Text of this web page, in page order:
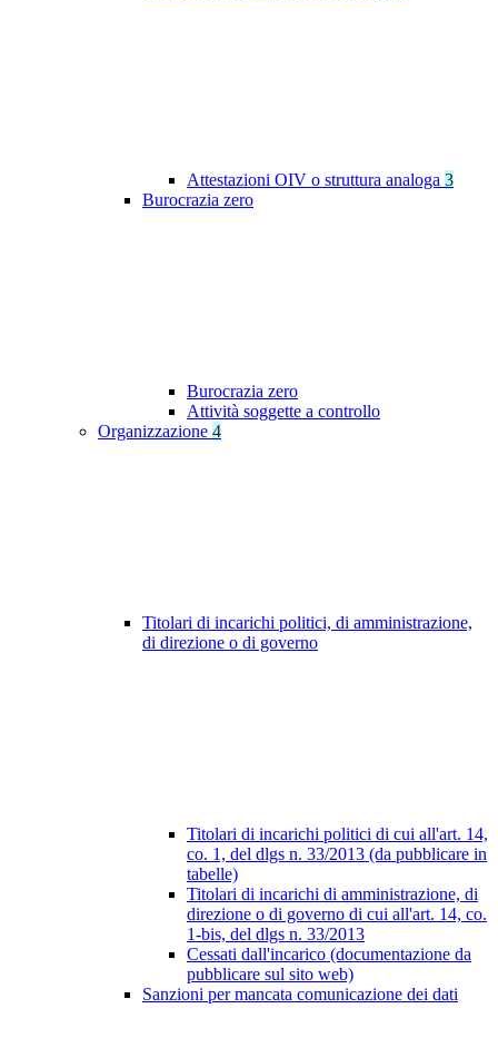
Attestazioni OIV o struttura analoga 3
Burocrazia zero
Burocrazia zero
Attività soggette a controllo
Organizzazione 4
Titolari di incarichi politici, di amministrazione,
di direzione o di governo
Titolari di incarichi politici di cui all'art. 14,
co. 1, del dlgs n. 33/2013 (da pubblicare in
tabelle)
Titolari di incarichi di amministrazione, di
direzione o di governo di cui all'art. 14, co.
1-bis, del dlgs n. 33/2013
Cessati dall'incarico (documentazione da
pubblicare sul sito web)
Sanzioni per mancata comunicazione dei dati